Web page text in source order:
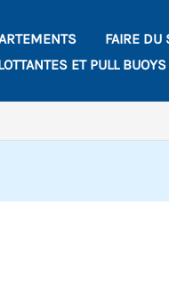
FAIRE DU
ET PULL BUOYS